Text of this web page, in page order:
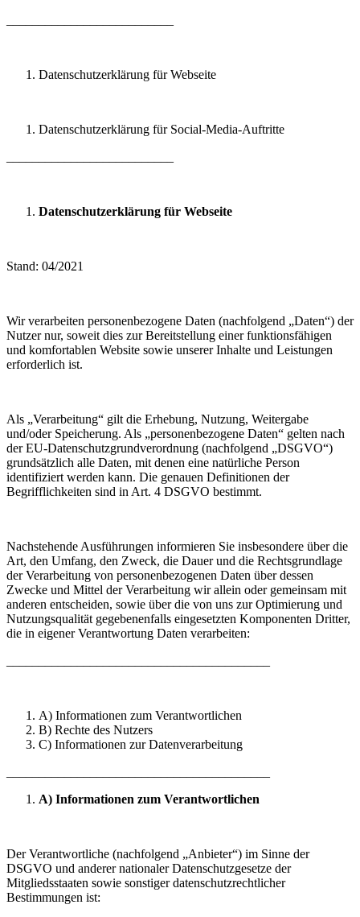
Datenschutzerklärung für Webseite
Datenschutzerklärung für Social-Media-Auftritte
Datenschutzerklärung für Webseite
Stand: 04/2021
Wir verarbeiten personenbezogene Daten (nachfolgend „Daten“) der
Nutzer nur, soweit dies zur Bereitstellung einer funktionsfähigen
und komfortablen Website sowie unserer Inhalte und Leistungen
erforderlich ist.
Als „Verarbeitung“ gilt die Erhebung, Nutzung, Weitergabe
und/oder Speicherung. Als „personenbezogene Daten“ gelten nach
der EU-Datenschutzgrundverordnung (nachfolgend „DSGVO“)
grundsätzlich alle Daten, mit denen eine natürliche Person
identifiziert werden kann. Die genauen Definitionen der
Begrifflichkeiten sind in Art. 4 DSGVO bestimmt.
Nachstehende Ausführungen informieren Sie insbesondere über die
Art, den Umfang, den Zweck, die Dauer und die Rechtsgrundlage
der Verarbeitung von personenbezogenen Daten über dessen
Zwecke und Mittel der Verarbeitung wir allein oder gemeinsam mit
anderen entscheiden, sowie über die von uns zur Optimierung und
Nutzungsqualität gegebenenfalls eingesetzten Komponenten Dritter,
die in eigener Verantwortung Daten verarbeiten:
A) Informationen zum Verantwortlichen
B) Rechte des Nutzers
C) Informationen zur Datenverarbeitung
A) Informationen zum Verantwortlichen
Der Verantwortliche (nachfolgend „Anbieter“) im Sinne der
DSGVO und anderer nationaler Datenschutzgesetze der
Mitgliedsstaaten sowie sonstiger datenschutzrechtlicher
Bestimmungen ist: